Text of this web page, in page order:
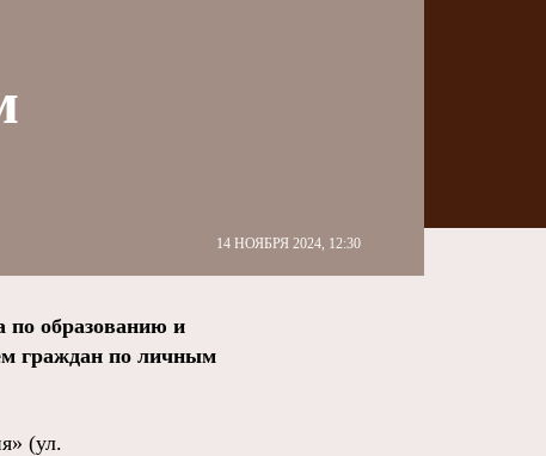
14 НОЯБРЯ 2024, 12:30
по образованию и
граждан по личным
(ул.